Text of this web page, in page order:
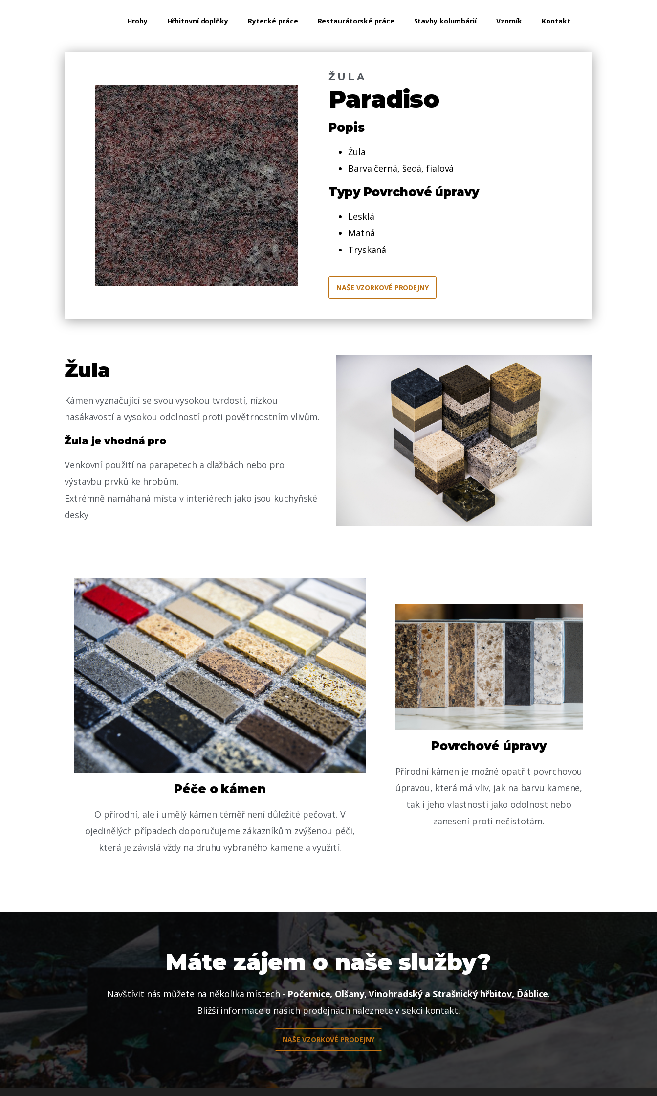
Hroby Hřbitovní doplňky Rytecké práce Restaurátorské práce Stavby kolumbárií Vzorník Kontakt
ŽULA
Paradiso
Popis
Žula
Barva černá, šedá, fialová
Typy Povrchové úpravy
Lesklá
Matná
Tryskaná
NAŠE VZORKOVÉ PRODEJNY
Žula
Kámen vyznačující se svou vysokou tvrdostí, nízkou
nasákavostí a vysokou odolností proti povětrnostním vlivům.
Žula je vhodná pro
Venkovní použití na parapetech a dlažbách nebo pro
výstavbu prvků ke hrobům.
Extrémně namáhaná místa v interiérech jako jsou kuchyňské
desky
Péče o kámen
O přírodní, ale i umělý kámen téměř není důležité pečovat. V
ojedinělých případech doporučujeme zákazníkům zvýšenou péči,
která je závislá vždy na druhu vybraného kamene a využití.
Povrchové úpravy
Přírodní kámen je možné opatřit povrchovou
úpravou, která má vliv, jak na barvu kamene,
tak i jeho vlastnosti jako odolnost nebo
zanesení proti nečistotám.
Máte zájem o naše služby?
Navštívit nás můžete na několika místech - Počernice, Olšany, Vinohradský a Strašnický hřbitov, Ďáblice.
Bližší informace o našich prodejnách naleznete v sekci kontakt.
NAŠE VZORKOVÉ PRODEJNY